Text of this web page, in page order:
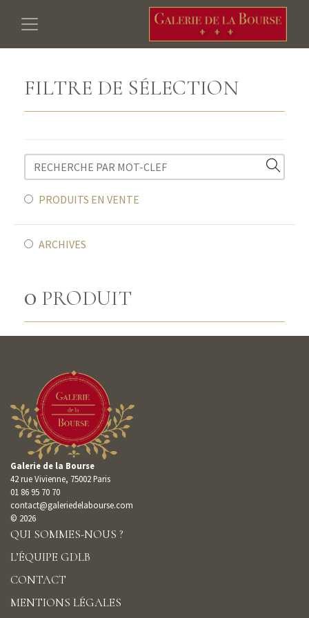
FILTRE DE SÉLECTION
PRODUITS EN VENTE
ARCHIVES
0 PRODUIT
Galerie de la Bourse
42 rue Vivienne, 75002 Paris
01 86 95 70 70
contact@galeriedelabourse.com
© 2026
QUI SOMMES-NOUS ?
L’ÉQUIPE GDLB
CONTACT
MENTIONS LÉGALES